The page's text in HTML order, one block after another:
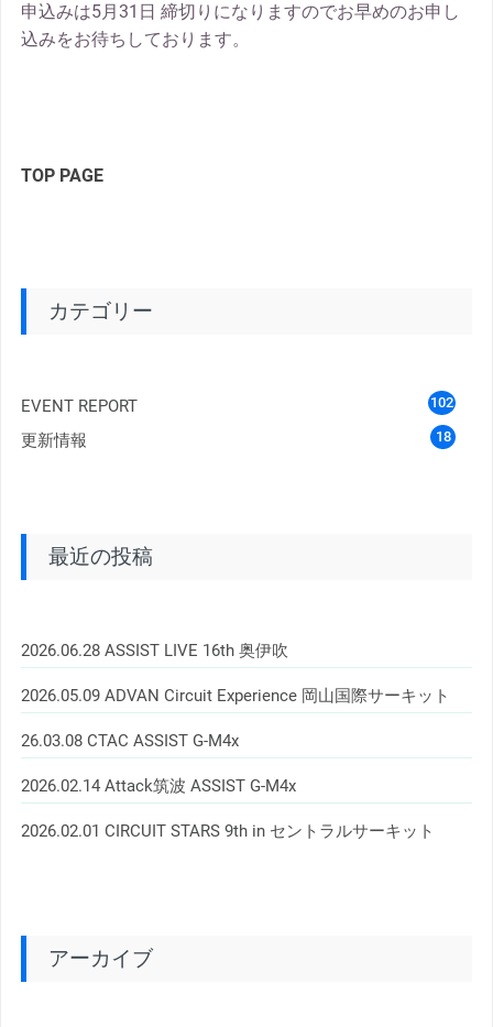
申込みは5月31日 締切りになりますのでお早めのお申し
込みをお待ちしております。
TOP PAGE
カテゴリー
EVENT REPORT 102
更新情報 18
最近の投稿
2026.06.28 ASSIST LIVE 16th 奥伊吹
2026.05.09 ADVAN Circuit Experience 岡山国際サーキット
26.03.08 CTAC ASSIST G-M4x
2026.02.14 Attack筑波 ASSIST G-M4x
2026.02.01 CIRCUIT STARS 9th in セントラルサーキット
アーカイブ